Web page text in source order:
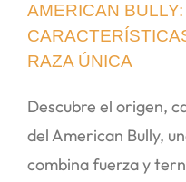
AMERICAN
RAZA ÚNICA
Descubre el origen,
del American Bully,
combina fuerza y